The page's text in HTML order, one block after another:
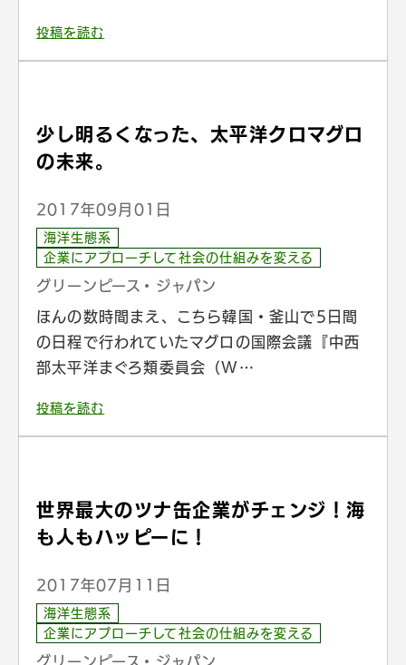
投稿を読む
少し明るくなった、太平洋クロマグロ
の未来。
2017年09月01日
海洋生態系
企業にアプローチして社会の仕組みを変える
グリーンピース・ジャパン
ほんの数時間まえ、こちら韓国・釜山で5日間
の日程で行われていたマグロの国際会議『中西
部太平洋まぐろ類委員会（W…
投稿を読む
世界最大のツナ缶企業がチェンジ！海
も人もハッピーに！
2017年07月11日
海洋生態系
企業にアプローチして社会の仕組みを変える
グリーンピース・ジャパン